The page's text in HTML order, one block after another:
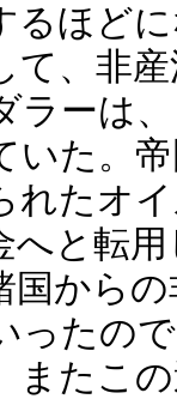
るほど
、非産
ラーは
いた。
れたオ
へと転
国から
ったの
またこ